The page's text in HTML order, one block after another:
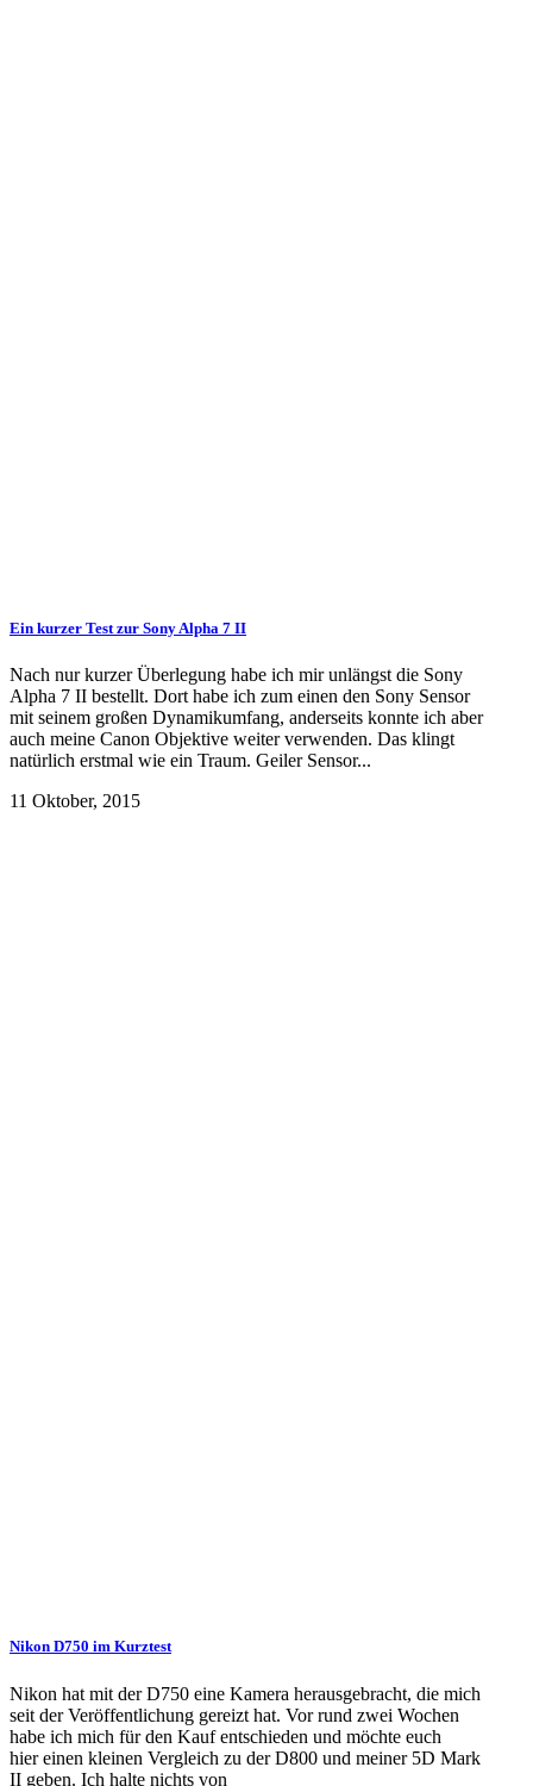
Ein kurzer Test zur Sony Alpha 7 II
Nach nur kurzer Überlegung habe ich mir unlängst die Sony
Alpha 7 II bestellt. Dort habe ich zum einen den Sony Sensor
mit seinem großen Dynamikumfang, anderseits konnte ich aber
auch meine Canon Objektive weiter verwenden. Das klingt
natürlich erstmal wie ein Traum. Geiler Sensor...
11 Oktober, 2015
Nikon D750 im Kurztest
Nikon hat mit der D750 eine Kamera herausgebracht, die mich
seit der Veröffentlichung gereizt hat. Vor rund zwei Wochen
habe ich mich für den Kauf entschieden und möchte euch
hier einen kleinen Vergleich zu der D800 und meiner 5D Mark
II geben. Ich halte nichts von